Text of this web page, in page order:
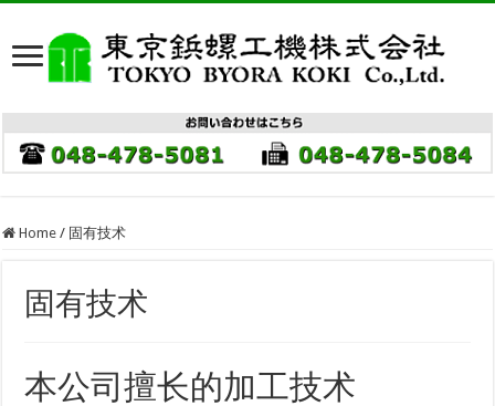
Home / 固有技术
固有技术
本公司擅长的加工技术